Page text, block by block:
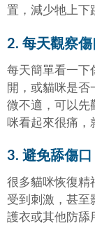
置，減少牠上下
2. 每天觀察
每天簡單看一下
開，或貓咪是否
微不適，可以先
咪看起來很痛，
3. 避免舔傷口
很多貓咪恢復精
受到刺激，甚至
護衣或其他防舔